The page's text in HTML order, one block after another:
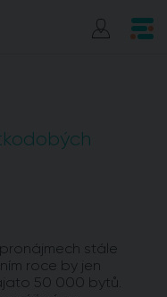
stále
roce by jen
50 000 bytů.